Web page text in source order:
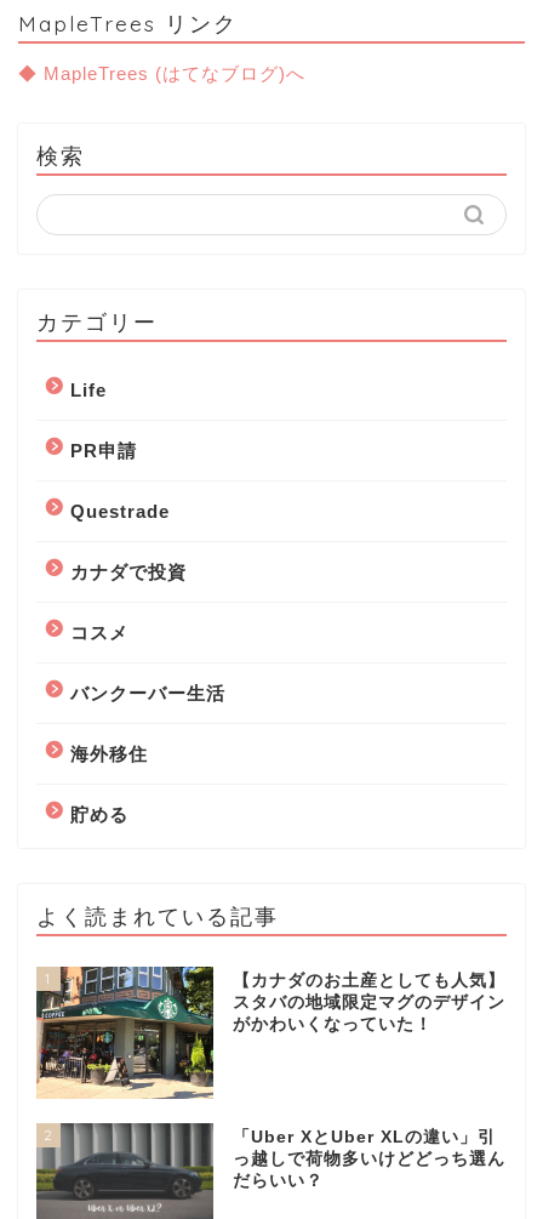
MapleTrees リンク
◆ MapleTrees (はてなブログ)へ
検索
カテゴリー
Life
PR申請
Questrade
カナダで投資
コスメ
バンクーバー生活
海外移住
貯める
よく読まれている記事
1
【カナダのお土産としても人気】
スタバの地域限定マグのデザイン
がかわいくなっていた！
2
「Uber XとUber XLの違い」引
っ越しで荷物多いけどどっち選ん
だらいい？